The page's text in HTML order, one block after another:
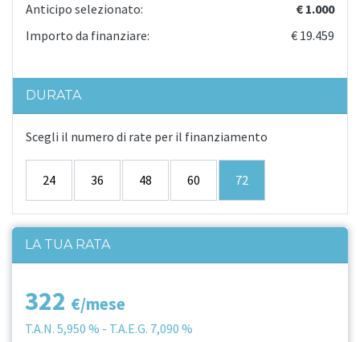
Anticipo selezionato:
€ 1.000
Importo da finanziare:
€ 19.459
DURATA
Scegli il numero di rate per il finanziamento
24 36 48 60 72
LA TUA RATA
322 €/mese
T.A.N. 5,950 % - T.A.E.G. 7,090 %